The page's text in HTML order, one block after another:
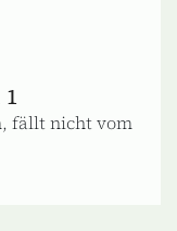
fällt nicht vom